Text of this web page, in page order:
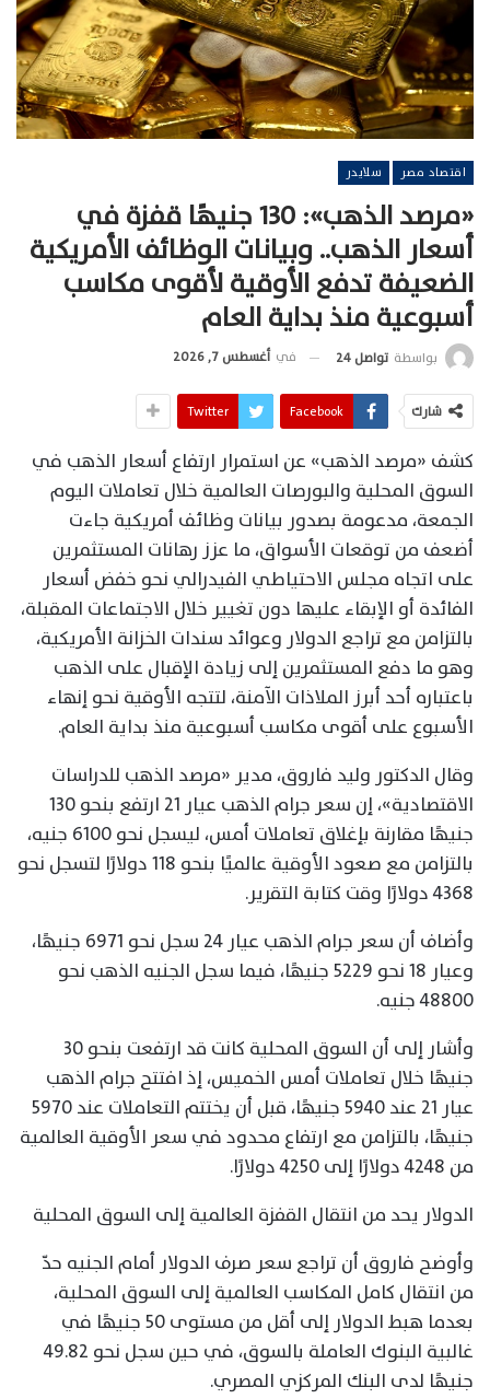
اقتصاد مصر سلايدر
«مرصد الذهب»: 130 جنيهًا قفزة في
أسعار الذهب.. وبيانات الوظائف الأمريكية
الضعيفة تدفع الأوقية لأقوى مكاسب
أسبوعية منذ بداية العام
بواسطة تواصل 24 في أغسطس 7, 2026
شارك Facebook
Twitter
كشف «مرصد الذهب» عن استمرار ارتفاع أسعار الذهب في
السوق المحلية والبورصات العالمية خلال تعاملات اليوم
الجمعة، مدعومة بصدور بيانات وظائف أمريكية جاءت
أضعف من توقعات الأسواق، ما عزز رهانات المستثمرين
على اتجاه مجلس الاحتياطي الفيدرالي نحو خفض أسعار
الفائدة أو الإبقاء عليها دون تغيير خلال الاجتماعات المقبلة،
بالتزامن مع تراجع الدولار وعوائد سندات الخزانة الأمريكية،
وهو ما دفع المستثمرين إلى زيادة الإقبال على الذهب
باعتباره أحد أبرز الملاذات الآمنة، لتتجه الأوقية نحو إنهاء
الأسبوع على أقوى مكاسب أسبوعية منذ بداية العام.
وقال الدكتور وليد فاروق، مدير «مرصد الذهب للدراسات
الاقتصادية»، إن سعر جرام الذهب عيار 21 ارتفع بنحو 130
جنيهًا مقارنة بإغلاق تعاملات أمس، ليسجل نحو 6100 جنيه،
بالتزامن مع صعود الأوقية عالميًا بنحو 118 دولارًا لتسجل نحو
4368 دولارًا وقت كتابة التقرير.
وأضاف أن سعر جرام الذهب عيار 24 سجل نحو 6971 جنيهًا،
وعيار 18 نحو 5229 جنيهًا، فيما سجل الجنيه الذهب نحو
48800 جنيه.
وأشار إلى أن السوق المحلية كانت قد ارتفعت بنحو 30
جنيهًا خلال تعاملات أمس الخميس، إذ افتتح جرام الذهب
عيار 21 عند 5940 جنيهًا، قبل أن يختتم التعاملات عند 5970
جنيهًا، بالتزامن مع ارتفاع محدود في سعر الأوقية العالمية
من 4248 دولارًا إلى 4250 دولارًا.
الدولار يحد من انتقال القفزة العالمية إلى السوق المحلية
وأوضح فاروق أن تراجع سعر صرف الدولار أمام الجنيه حدّ
من انتقال كامل المكاسب العالمية إلى السوق المحلية،
بعدما هبط الدولار إلى أقل من مستوى 50 جنيهًا في
غالبية البنوك العاملة بالسوق، في حين سجل نحو 49.82
جنيهًا لدى البنك المركزي المصري.